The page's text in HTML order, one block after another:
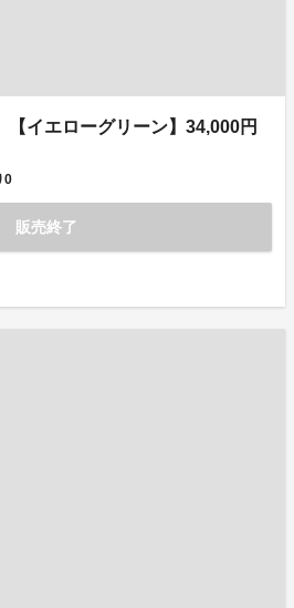
【イエローグリーン】34,000円
0
販売終了